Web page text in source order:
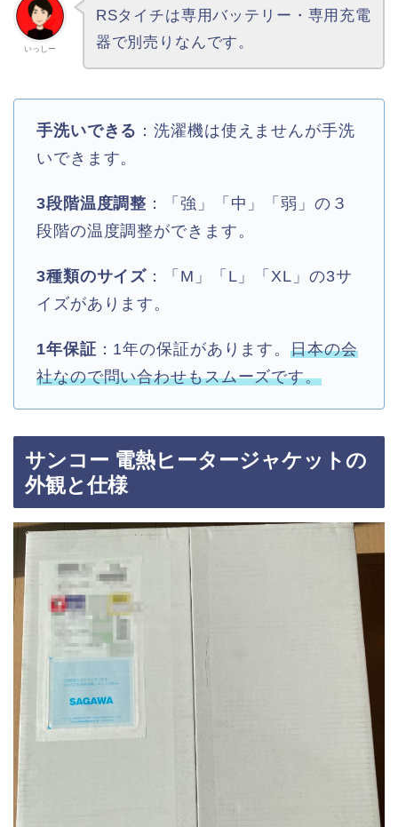
いっしー
RSタイチは専用バッテリー・専用充電
器で別売りなんです。
手洗いできる ：洗濯機は使えませんが手洗
いできます。
3段階温度調整 ：「強」「中」「弱」の３
段階の温度調整ができます。
3種類のサイズ ：「M」「L」「XL」の3サ
イズがあります。
1年保証 ：1年の保証があります。日本の会
社なので問い合わせもスムーズです。
サンコー 電熱ヒータージャケットの
外観と仕様